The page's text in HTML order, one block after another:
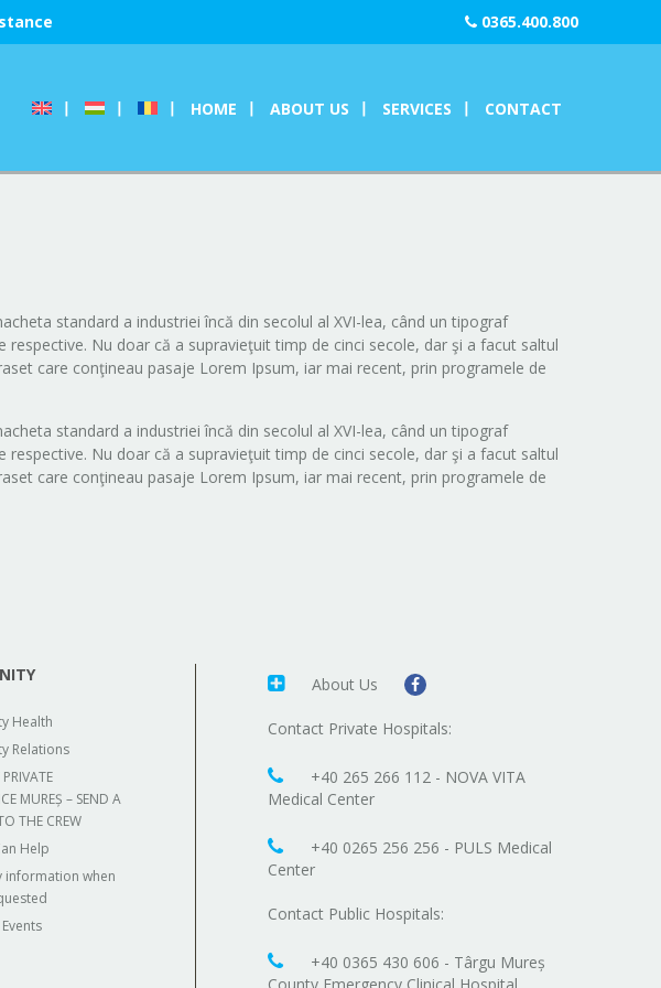
0365.400.800
HOME ABOUT US SERVICES CONTACT
standard a industriei încă din secolul al XVI-lea, când un tipograf
Nu doar că a supravieţuit timp de cinci secole, dar şi a facut saltul
care conţineau pasaje Lorem Ipsum, iar mai recent, prin programele de
standard a industriei încă din secolul al XVI-lea, când un tipograf
Nu doar că a supravieţuit timp de cinci secole, dar şi a facut saltul
care conţineau pasaje Lorem Ipsum, iar mai recent, prin programele de
Health
Relations
MUREȘ – SEND A
THE CREW
Help
information when
About Us
Contact Private Hospitals:
+40 265 266 112 - NOVA VITA
Medical Center
+40 0265 256 256 - PULS Medical
Center
Contact Public Hospitals:
+40 0365 430 606 - Târgu Mureș